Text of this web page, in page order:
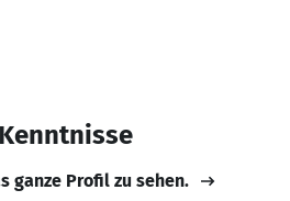
ganze Profil zu sehen.